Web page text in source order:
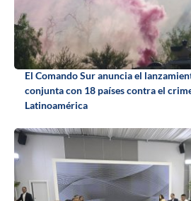
El Comando Sur anuncia el
conjunta con 18 países contra el
Latinoamérica